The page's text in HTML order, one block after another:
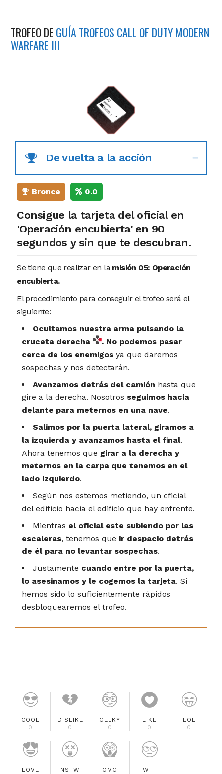
TROFEO DE GUÍA TROFEOS CALL OF DUTY MODERN
WARFARE III
De vuelta a la acción
Bronce 0.0
Consigue la tarjeta del oficial en
'Operación encubierta' en 90
segundos y sin que te descubran.
Se tiene que realizar en la misión 05: Operación
encubierta.
El procedimiento para conseguir el trofeo será el
siguiente:
Ocultamos nuestra arma pulsando la
cruceta derecha
. No podemos pasar
cerca de los enemigosya que daremos
sospechas y nos detectarán.
Avanzamos detrás del camión hasta que
gire a la derecha. Nosotros seguimos hacia
delante para meternos en una nave.
Salimos por la puerta lateral, giramos a
la izquierda y avanzamos hasta el final.
Ahora tenemos que girar a la derecha y
meternos en la carpa que tenemos en el
lado izquierdo.
Según nos estemos metiendo, un oficial
del edificio hacia el edificio que hay enfrente.
Mientras el oficial este subiendo por las
escaleras, tenemos que ir despacio detrás
de él para no levantar sospechas.
Justamente cuando entre por la puerta,
lo asesinamos y le cogemos la tarjeta. Si
hemos sido lo suficientemente rápidos
desbloquearemos el trofeo.
COOL
0
DISLIKE
0
GEEKY
0
LIKE
0
LOL
0
LOVE
NSFW
OMG
WTF